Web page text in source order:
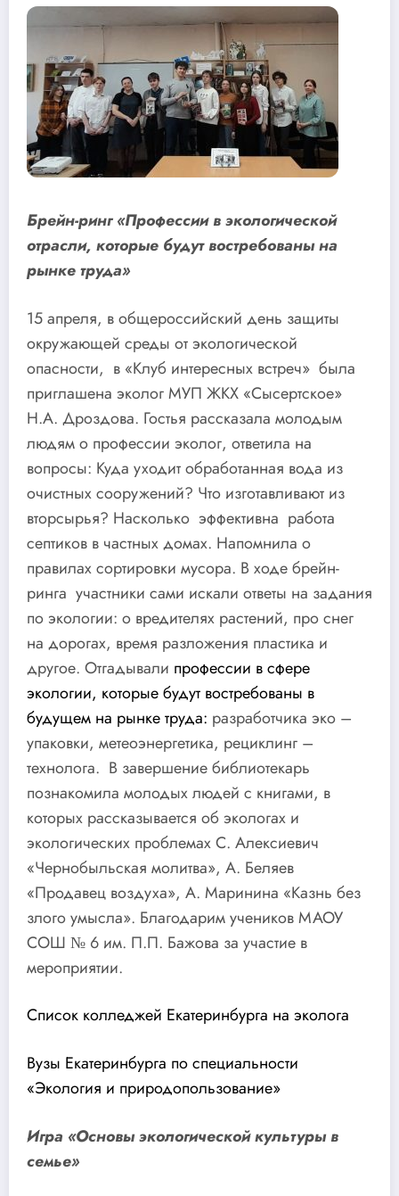
Брейн-ринг «Профессии в экологической
отрасли, которые будут востребованы на
рынке труда»
15 апреля, в общероссийский день защиты
окружающей среды от экологической
опасности, в «Клуб интересных встреч» была
приглашена эколог МУП ЖКХ «Сысертское»
Н.А. Дроздова. Гостья рассказала молодым
людям о профессии эколог, ответила на
вопросы: Куда уходит обработанная вода из
очистных сооружений? Что изготавливают из
вторсырья? Насколько эффективна работа
септиков в частных домах. Напомнила о
правилах сортировки мусора. В ходе брейн-
ринга участники сами искали ответы на задания
по экологии: о вредителях растений, про снег
на дорогах, время разложения пластика и
другое. Отгадывали профессии в сфере
экологии, которые будут востребованы в
будущем на рынке труда: разработчика эко –
упаковки, метеоэнергетика, рециклинг –
технолога. В завершение библиотекарь
познакомила молодых людей с книгами, в
которых рассказывается об экологах и
экологических проблемах С. Алексиевич
«Чернобыльская молитва», А. Беляев
«Продавец воздуха», А. Маринина «Казнь без
злого умысла». Благодарим учеников МАОУ
СОШ № 6 им. П.П. Бажова за участие в
мероприятии.
Список колледжей Екатеринбурга на эколога
Вузы Екатеринбурга по специальности
«Экология и природопользование»
Игра «Основы экологической культуры в
семье»